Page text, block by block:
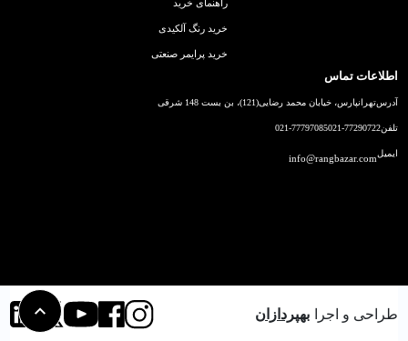
راهنمای خرید
خرید رنگ آلکیدی
خرید پرایمر صنعتی
اطلاعات تماس
آدرستهرانپارس، خیابان محمد رضایی(121)، بن بست 148 شرقی
تلفن021-77290722
021-77797085
ایمیلinfo@rangbazar.com
طراحی و اجرا بهپردازان